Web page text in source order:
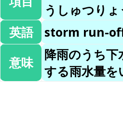
うしゅつり
英語
storm run-
意味
降雨のうち下
する雨水量